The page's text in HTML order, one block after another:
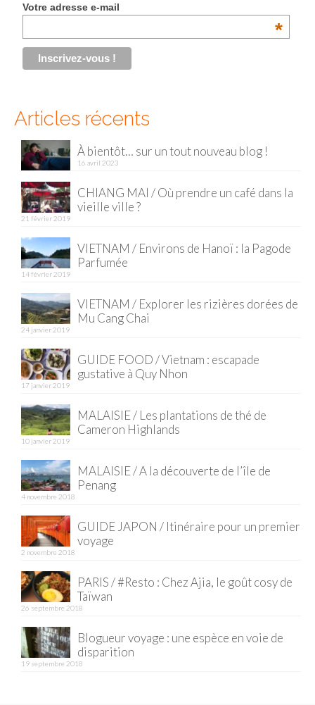
Vendée
Allemagne
Berlin
Copenhague
Portugal
Royaume-Uni
GUIDES FOOD
ALLEMAGNE
– Berlin
– Munich
BOLIVIE
– Sucre
CHILI
CHINE
– Guilin
CORÉE DU SUD
DANEMARK
Votre adresse e-mail
*
Articles récents
À bientôt… sur un tout nouveau blog !
16 avril 2023
CHIANG MAI / Où prendre un café dans la
vieille ville ?
21 février 2019
VIETNAM / Environs de Hanoï : la Pagode
Parfumée
14 février 2019
VIETNAM / Explorer les rizières dorées de
Mu Cang Chai
24 janvier 2019
GUIDE FOOD / Vietnam : escapade
gustative à Quy Nhon
17 janvier 2019
MALAISIE / Les plantations de thé de
Cameron Highlands
10 janvier 2019
MALAISIE / A la découverte de l’île de
Penang
4 novembre 2018
GUIDE JAPON / Itinéraire pour un premier
voyage
2 novembre 2018
PARIS / #Resto : Chez Ajia, le goût cosy de
Taïwan
26 septembre 2018
Blogueur voyage : une espèce en voie de
disparition
19 septembre 2018